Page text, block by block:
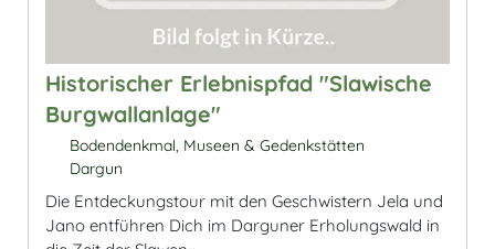
Historischer Erlebnispfad "Slawische
Burgwallanlage"
Bodendenkmal, Museen & Gedenkstätten
Dargun
Die Entdeckungstour mit den Geschwistern Jela und
Jano entführen Dich im Darguner Erholungswald in